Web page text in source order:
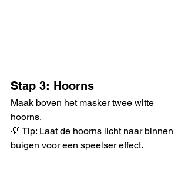
Stap 3: Hoorns
Maak boven het masker twee witte
hoorns.
💡 Tip: Laat de hoorns licht naar binnen
buigen voor een speelser effect.